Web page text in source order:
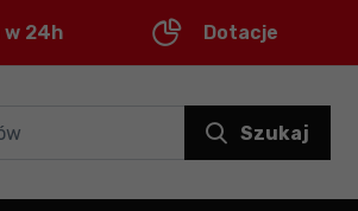
w 24h Dotacje
Szukaj